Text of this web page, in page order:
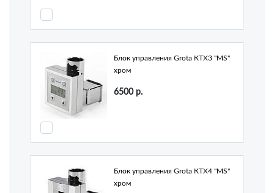
Блок управления Grota КТХ3 "MS"
хром
6500р.
Блок управления Grota КТХ4 "MS"
хром